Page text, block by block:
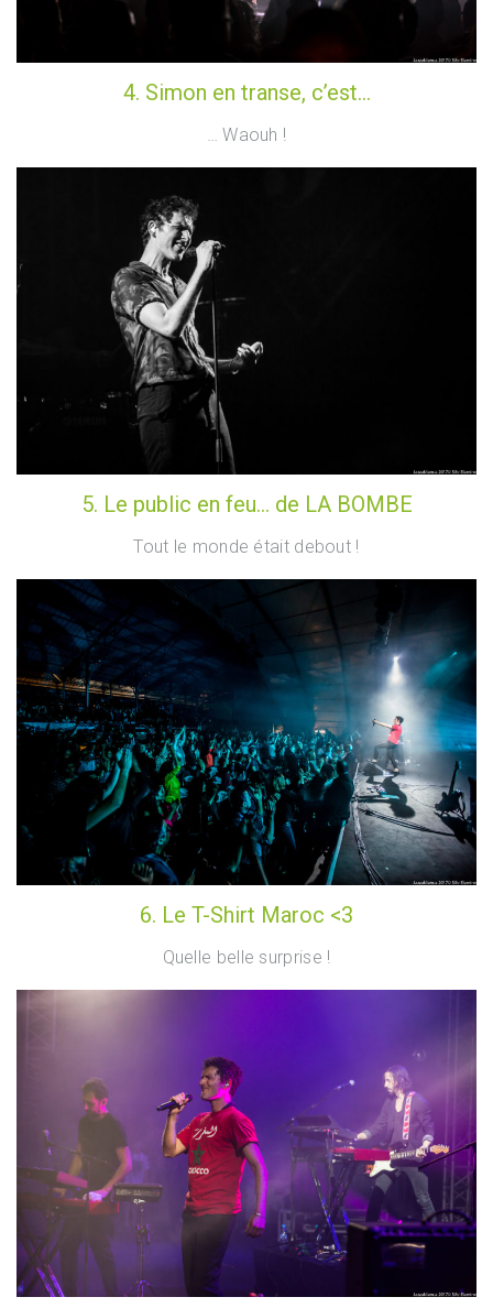
4. Simon en transe, c’est…
… Waouh !
5. Le public en feu… de LA BOMBE
Tout le monde était debout !
6. Le T-Shirt Maroc <3
Quelle belle surprise !